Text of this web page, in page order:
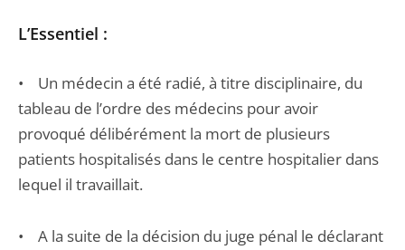
L’Essentiel :
• Un médecin a été radié, à titre disciplinaire, du
tableau de l’ordre des médecins pour avoir
provoqué délibérément la mort de plusieurs
patients hospitalisés dans le centre hospitalier dans
lequel il travaillait.
• A la suite de la décision du juge pénal le déclarant